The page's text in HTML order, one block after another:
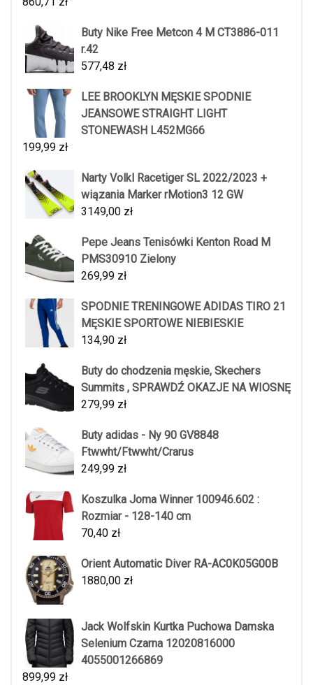
Buty Nike Free Metcon 4 M CT3886-011
r.42
577,48 zł
LEE BROOKLYN MĘSKIE SPODNIE
JEANSOWE STRAIGHT LIGHT
STONEWASH L452MG66
199,99 zł
Narty Volkl Racetiger SL 2022/2023 +
wiązania Marker rMotion3 12 GW
3149,00 zł
Pepe Jeans Tenisówki Kenton Road M
PMS30910 Zielony
269,99 zł
SPODNIE TRENINGOWE ADIDAS TIRO 21
MĘSKIE SPORTOWE NIEBIESKIE
134,90 zł
Buty do chodzenia męskie, Skechers
Summits , SPRAWDŹ OKAZJE NA WIOSNĘ
279,99 zł
Buty adidas - Ny 90 GV8848
Ftwwht/Ftwwht/Crarus
249,99 zł
Koszulka Joma Winner 100946.602 :
Rozmiar - 128-140 cm
70,40 zł
Orient Automatic Diver RA-AC0K05G00B
1880,00 zł
Jack Wolfskin Kurtka Puchowa Damska
Selenium Czarna 12020816000
4055001266869
899,99 zł